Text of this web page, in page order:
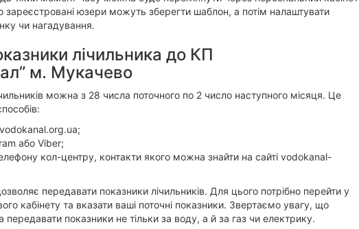
зареєстровані юзери можуть зберегти шаблон, а потім налаштувати
чи нагадування.
лічильника до КП
м. Мукачево
можна з 28 числа поточного по 2 число наступного місяця. Це
або Viber;
кол-центру, контакти якого можна знайти на сайті vodokanal-
передавати показники лічильників. Для цього потрібно перейти у
кабінету та вказати ваші поточні показники. Звертаємо увагу, що
показники не тільки за воду, а й за газ чи електрику.